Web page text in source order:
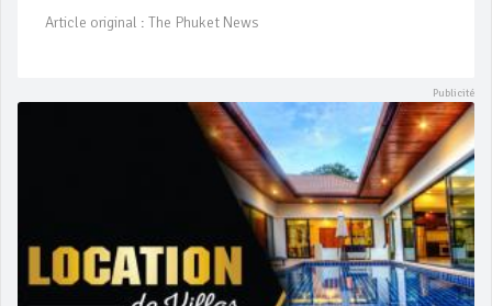
Article original : The Phuket News